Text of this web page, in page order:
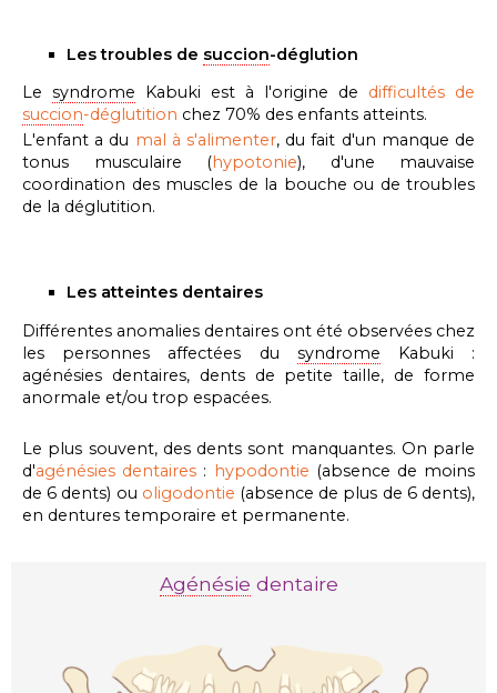
Les troubles de succion-déglution
Le syndrome Kabuki est à l'origine de difficultés de
succion-déglutition chez 70% des enfants atteints.
L'enfant a du mal à s'alimenter, du fait d'un manque de
tonus musculaire (hypotonie), d'une mauvaise
coordination des muscles de la bouche ou de troubles
de la déglutition.
Les atteintes dentaires
Différentes anomalies dentaires ont été observées chez
les personnes affectées du syndrome Kabuki :
agénésies dentaires, dents de petite taille, de forme
anormale et/ou trop espacées.
Le plus souvent, des dents sont manquantes. On parle
d'agénésies dentaires : hypodontie (absence de moins
de 6 dents) ou oligodontie (absence de plus de 6 dents),
en dentures temporaire et permanente.
Agénésie dentaire